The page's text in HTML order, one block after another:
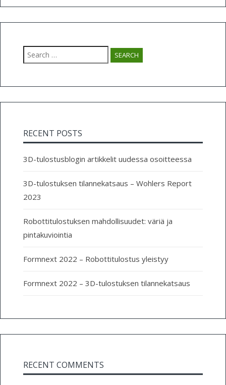
Search
for:
RECENT POSTS
3D-tulostusblogin artikkelit uudessa osoitteessa
3D-tulostuksen tilannekatsaus – Wohlers Report
2023
Robottitulostuksen mahdollisuudet: väriä ja
pintakuviointia
Formnext 2022 – Robottitulostus yleistyy
Formnext 2022 – 3D-tulostuksen tilannekatsaus
RECENT COMMENTS